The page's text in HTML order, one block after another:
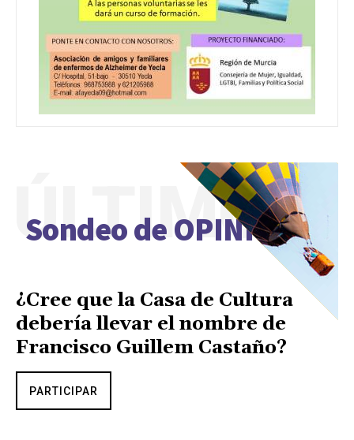
Sondeo de OPINIÓN
ÚLTIMO
¿Cree que la Casa de Cultura
debería llevar el nombre de
Francisco Guillem Castaño?
PARTICIPAR